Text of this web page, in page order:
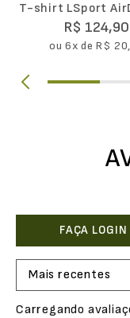
T-shirt LSport
Masculina
R$ 124,90
ou6x deR$ 20,
Mais recentes
Carregando